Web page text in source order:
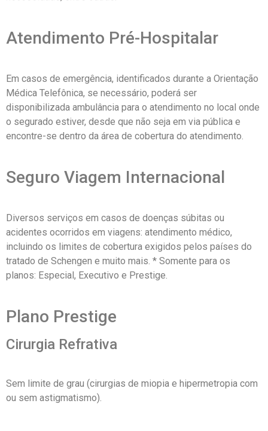
Atendimento Pré-Hospitalar
Em casos de emergência, identificados durante a Orientação
Médica Telefônica, se necessário, poderá ser
disponibilizada ambulância para o atendimento no local onde
o segurado estiver, desde que não seja em via pública e
encontre-se dentro da área de cobertura do atendimento.
Seguro Viagem Internacional
Diversos serviços em casos de doenças súbitas ou
acidentes ocorridos em viagens: atendimento médico,
incluindo os limites de cobertura exigidos pelos países do
tratado de Schengen e muito mais. * Somente para os
planos: Especial, Executivo e Prestige.
Plano Prestige
Cirurgia Refrativa
Sem limite de grau (cirurgias de miopia e hipermetropia com
ou sem astigmatismo).